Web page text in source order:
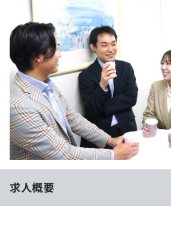
イベント・セミナー
インタビュー
就活成功ガイド
リファレンス
プラン
個人向けプラン
法人向けプラン
学校向けプラン
契約内容・クーポン
再チャレンジ結果一覧
paiza times
note
求人概要